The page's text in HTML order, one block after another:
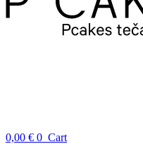
0,00 € 0 Cart